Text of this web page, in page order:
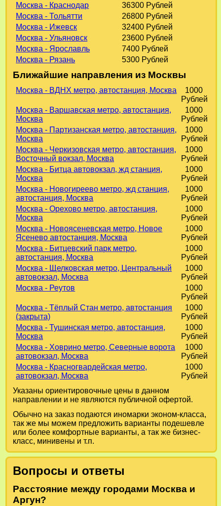
Москва - Краснодар
36300 Рублей
Москва - Тольятти
26800 Рублей
Москва - Ижевск
32400 Рублей
Москва - Ульяновск
23600 Рублей
Москва - Ярославль
7400 Рублей
Москва - Рязань
5300 Рублей
Ближайшие направления из Москвы
Москва - ВДНХ метро, автостанция, Москва
1000
Рублей
Москва - Варшавская метро, автостанция,
Москва
1000
Рублей
Москва - Партизанская метро, автостанция,
Москва
1000
Рублей
Москва - Черкизовская метро, автостанция,
Восточный вокзал, Москва
1000
Рублей
Москва - Битца автовокзал, жд станция,
Москва
1000
Рублей
Москва - Новогиреево метро, жд станция,
автостанция, Москва
1000
Рублей
Москва - Орехово метро, автостанция,
Москва
1000
Рублей
Москва - Новоясеневская метро, Новое
Ясенево автостанция, Москва
1000
Рублей
Москва - Битцевский парк метро,
автостанция, Москва
1000
Рублей
Москва - Щелковская метро, Центральный
автовокзал, Москва
1000
Рублей
Москва - Реутов
1000
Рублей
Москва - Тёплый Стан метро, автостанция
(закрыта)
1000
Рублей
Москва - Тушинская метро, автостанция,
Москва
1000
Рублей
Москва - Ховрино метро, Северные ворота
автовокзал, Москва
1000
Рублей
Москва - Красногвардейская метро,
автовокзал, Москва
1000
Рублей
Указаны ориентировочные цены в данном
направлении и не являются публичной офертой.
Обычно на заказ подаются иномарки эконом-класса,
так же мы можем предложить варианты подешевле
или более комфортные варианты, а так же бизнес-
класс, минивены и т.п.
Вопросы и ответы
Расстояние между городами Москва и
Аргун?